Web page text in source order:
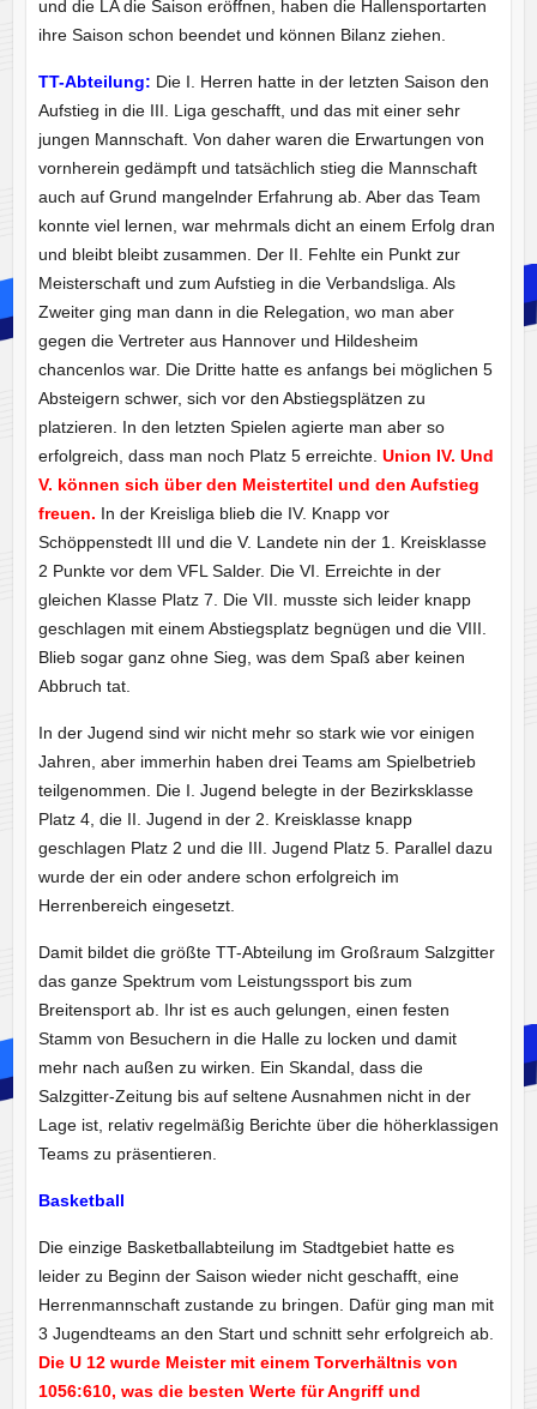
und die LA die Saison eröffnen, haben die Hallensportarten
ihre Saison schon beendet und können Bilanz ziehen.
TT-Abteilung: Die I. Herren hatte in der letzten Saison den
Aufstieg in die III. Liga geschafft, und das mit einer sehr
jungen Mannschaft. Von daher waren die Erwartungen von
vornherein gedämpft und tatsächlich stieg die Mannschaft
auch auf Grund mangelnder Erfahrung ab. Aber das Team
konnte viel lernen, war mehrmals dicht an einem Erfolg dran
und bleibt bleibt zusammen. Der II. Fehlte ein Punkt zur
Meisterschaft und zum Aufstieg in die Verbandsliga. Als
Zweiter ging man dann in die Relegation, wo man aber
gegen die Vertreter aus Hannover und Hildesheim
chancenlos war. Die Dritte hatte es anfangs bei möglichen 5
Absteigern schwer, sich vor den Abstiegsplätzen zu
platzieren. In den letzten Spielen agierte man aber so
erfolgreich, dass man noch Platz 5 erreichte. Union IV. Und
V. können sich über den Meistertitel und den Aufstieg
freuen. In der Kreisliga blieb die IV. Knapp vor
Schöppenstedt III und die V. Landete nin der 1. Kreisklasse
2 Punkte vor dem VFL Salder. Die VI. Erreichte in der
gleichen Klasse Platz 7. Die VII. musste sich leider knapp
geschlagen mit einem Abstiegsplatz begnügen und die VIII.
Blieb sogar ganz ohne Sieg, was dem Spaß aber keinen
Abbruch tat.
In der Jugend sind wir nicht mehr so stark wie vor einigen
Jahren, aber immerhin haben drei Teams am Spielbetrieb
teilgenommen. Die I. Jugend belegte in der Bezirksklasse
Platz 4, die II. Jugend in der 2. Kreisklasse knapp
geschlagen Platz 2 und die III. Jugend Platz 5. Parallel dazu
wurde der ein oder andere schon erfolgreich im
Herrenbereich eingesetzt.
Damit bildet die größte TT-Abteilung im Großraum Salzgitter
das ganze Spektrum vom Leistungssport bis zum
Breitensport ab. Ihr ist es auch gelungen, einen festen
Stamm von Besuchern in die Halle zu locken und damit
mehr nach außen zu wirken. Ein Skandal, dass die
Salzgitter-Zeitung bis auf seltene Ausnahmen nicht in der
Lage ist, relativ regelmäßig Berichte über die höherklassigen
Teams zu präsentieren.
Basketball
Die einzige Basketballabteilung im Stadtgebiet hatte es
leider zu Beginn der Saison wieder nicht geschafft, eine
Herrenmannschaft zustande zu bringen. Dafür ging man mit
3 Jugendteams an den Start und schnitt sehr erfolgreich ab.
Die U 12 wurde Meister mit einem Torverhältnis von
1056:610, was die besten Werte für Angriff und